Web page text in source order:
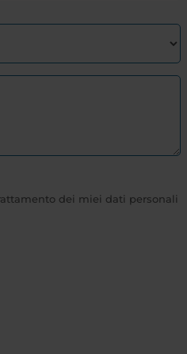
dei miei dati personali